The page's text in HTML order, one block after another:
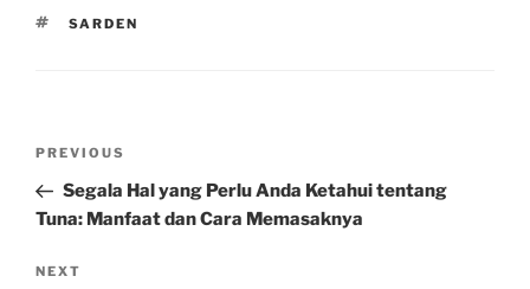
TAGS
SARDEN
Previous
Post
PREVIOUS
Segala Hal yang Perlu Anda Ketahui tentang
Tuna: Manfaat dan Cara Memasaknya
Next
NEXT